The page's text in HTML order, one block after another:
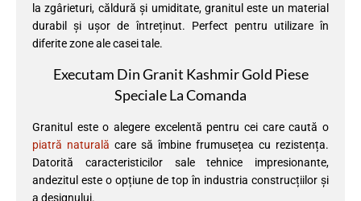
la zgârieturi, căldură și umiditate, granitul este un material
durabil și ușor de întreținut. Perfect pentru utilizare în
diferite zone ale casei tale.
Executam Din Granit Kashmir Gold Piese
Speciale La Comanda
Granitul este o alegere excelentă pentru cei care caută o
piatră naturală care să îmbine frumusețea cu rezistența.
Datorită caracteristicilor sale tehnice impresionante,
andezitul este o opțiune de top în industria construcțiilor și
a designului.